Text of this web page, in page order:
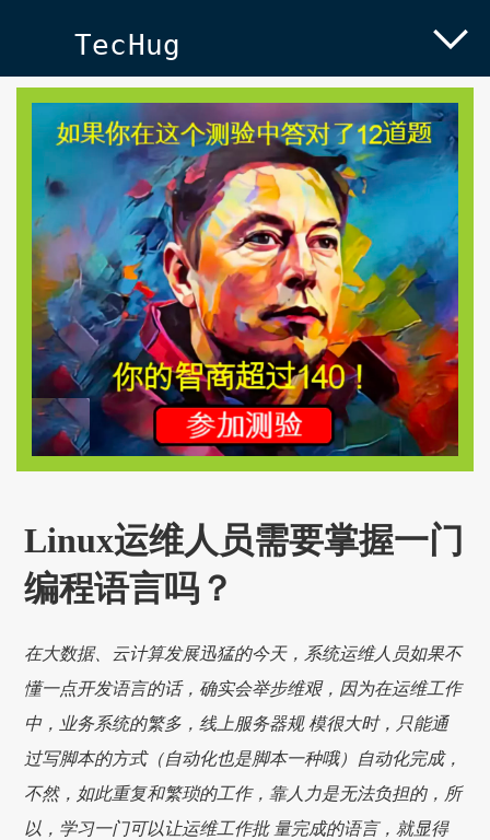
TecHug
Linux运维人员需要掌握一门
编程语言吗？
在大数据、云计算发展迅猛的今天，系统运维人员如果不
懂一点开发语言的话，确实会举步维艰，因为在运维工作
中，业务系统的繁多，线上服务器规 模很大时，只能通
过写脚本的方式（自动化也是脚本一种哦）自动化完成，
不然，如此重复和繁琐的工作，靠人力是无法负担的，所
以，学习一门可以让运维工作批 量完成的语言，就显得